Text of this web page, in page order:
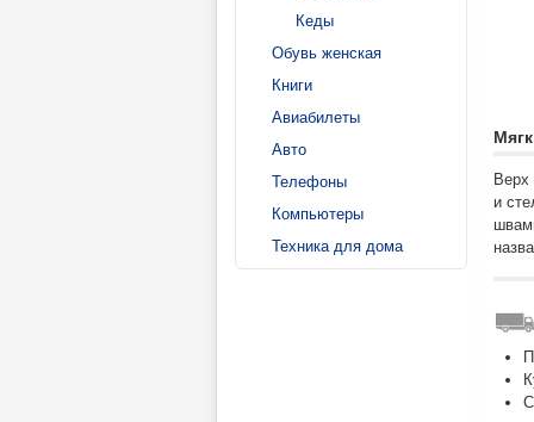
Верх
и
Кеды
Обувь женская
Книги
Авиабилеты
Авто
Телефоны
Компьютеры
Техника для дома